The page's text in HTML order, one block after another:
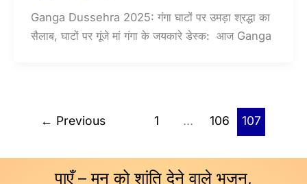
Ganga Dussehra 2025: गंगा घाटों पर उमड़ा श्रद्धा का
सैलाब, घाटों पर गूंजे मां गंगा के जयकारे डेस्क: आज Ganga
← Previous 1 … 106 107
पाएँ – मन को शांति देने वाले भजन,